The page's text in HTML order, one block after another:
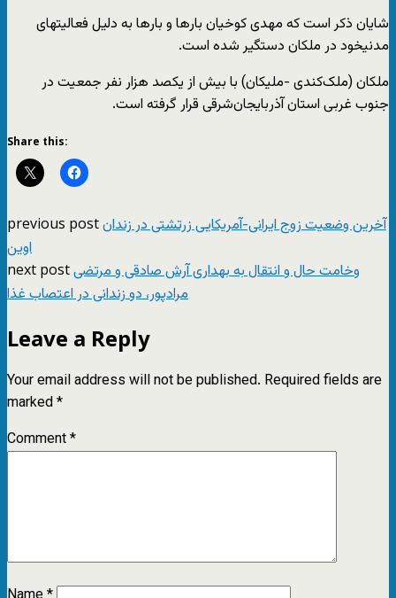
شایان ذکر است که مهدی کوخیان بارها و بارها به دلیل فعالیتهای
مدنیخود در ملکان دستگیر شده است.
ملکان (ملک‌کندی -ملیکان) با بیش از یکصد هزار نفر جمعیت در
جنوب غربی استان آذربایجان‌شرقی قرار گرفته است.
Share this:
previous postآخرین وضعیت زوج ایرانی-آمریکایی زرتشتی در زندان
اوین
next postوخامت حال و انتقال به بهداری آرش صادقی و مرتضی
مرادپور، دو زندانی در اعتصاب غذا
Leave a Reply
Your email address will not be published. Required fields are
marked*
Comment*